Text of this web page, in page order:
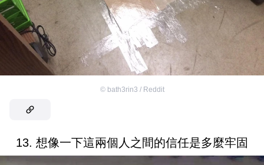
© bath3rin3 / Reddit
13. 想像一下這兩個人之間的信任是多麼牢固